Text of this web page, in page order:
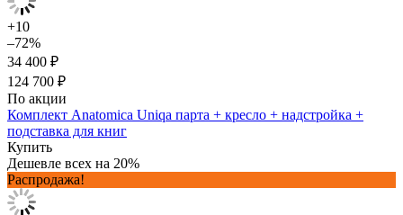
+10
–72%
34 400 ₽
124 700 ₽
По акции
Комплект Anatomica Uniqa парта + кресло + надстройка +
подставка для книг
Купить
Дешевле всех на 20%
Распродажа!